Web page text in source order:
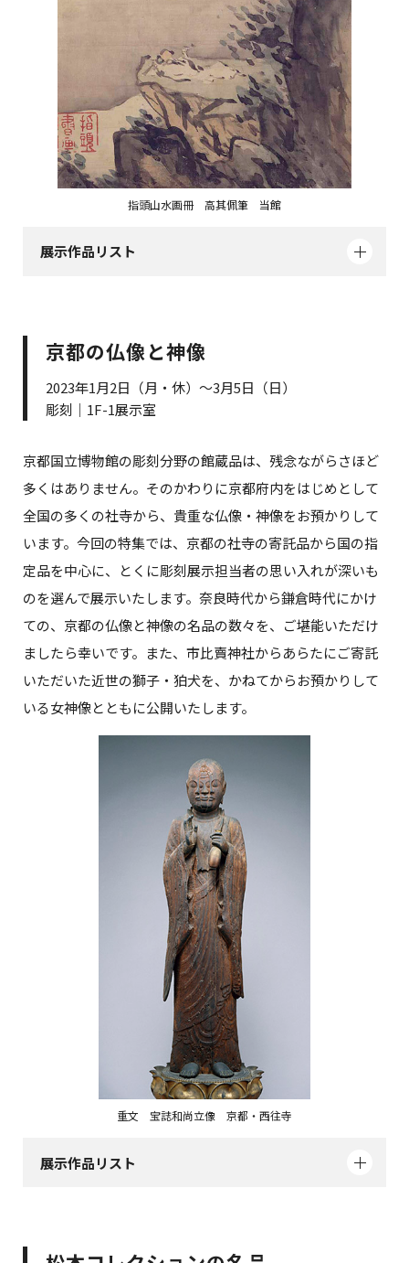
指頭山水画冊 高其佩筆 当館
展示作品リスト
京都の仏像と神像
2023年1月2日（月・休）～3月5日（日）
彫刻｜1F-1展示室
京都国立博物館の彫刻分野の館蔵品は、残念ながらさほど
多くはありません。そのかわりに京都府内をはじめとして
全国の多くの社寺から、貴重な仏像・神像をお預かりして
います。今回の特集では、京都の社寺の寄託品から国の指
定品を中心に、とくに彫刻展示担当者の思い入れが深いも
のを選んで展示いたします。奈良時代から鎌倉時代にかけ
ての、京都の仏像と神像の名品の数々を、ご堪能いただけ
ましたら幸いです。また、市比賣神社からあらたにご寄託
いただいた近世の獅子・狛犬を、かねてからお預かりして
いる女神像とともに公開いたします。
重文 宝誌和尚立像 京都・西往寺
展示作品リスト